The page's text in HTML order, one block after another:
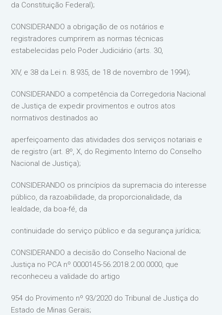
da Constituição Federal);
CONSIDERANDO a obrigação de os notários e
registradores cumprirem as normas técnicas
estabelecidas pelo Poder Judiciário (arts. 30,
XIV, e 38 da Lei n. 8.935, de 18 de novembro de 1994);
CONSIDERANDO a competência da Corregedoria Nacional
de Justiça de expedir provimentos e outros atos
normativos destinados ao
aperfeiçoamento das atividades dos serviços notariais e
de registro (art. 8º, X, do Regimento Interno do Conselho
Nacional de Justiça);
CONSIDERANDO os princípios da supremacia do interesse
público, da razoabilidade, da proporcionalidade, da
lealdade, da boa-fé, da
continuidade do serviço público e da segurança jurídica;
CONSIDERANDO a decisão do Conselho Nacional de
Justiça no PCA nº 0000145-56.2018.2.00.0000, que
reconheceu a validade do artigo
954 do Provimento nº 93/2020 do Tribunal de Justiça do
Estado de Minas Gerais;